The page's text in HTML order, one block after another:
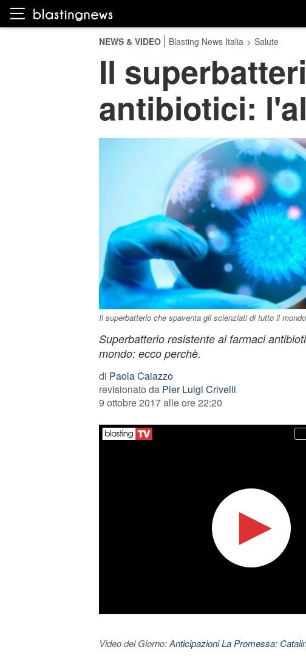
NEWS & VIDEO Blasting News Italia > Salute
Il
antibiotici:
Il superbatterio che spaventa gli scienziati di tutto il mondo
Superbatterio resistente ai farmaci
mondo: ecco perchè.
di Paola Caiazzo
revisionato da Pier Luigi Crivelli
9 ottobre 2017 alle ore 22:20
Video del Giorno:Anticipazioni La Promessa: